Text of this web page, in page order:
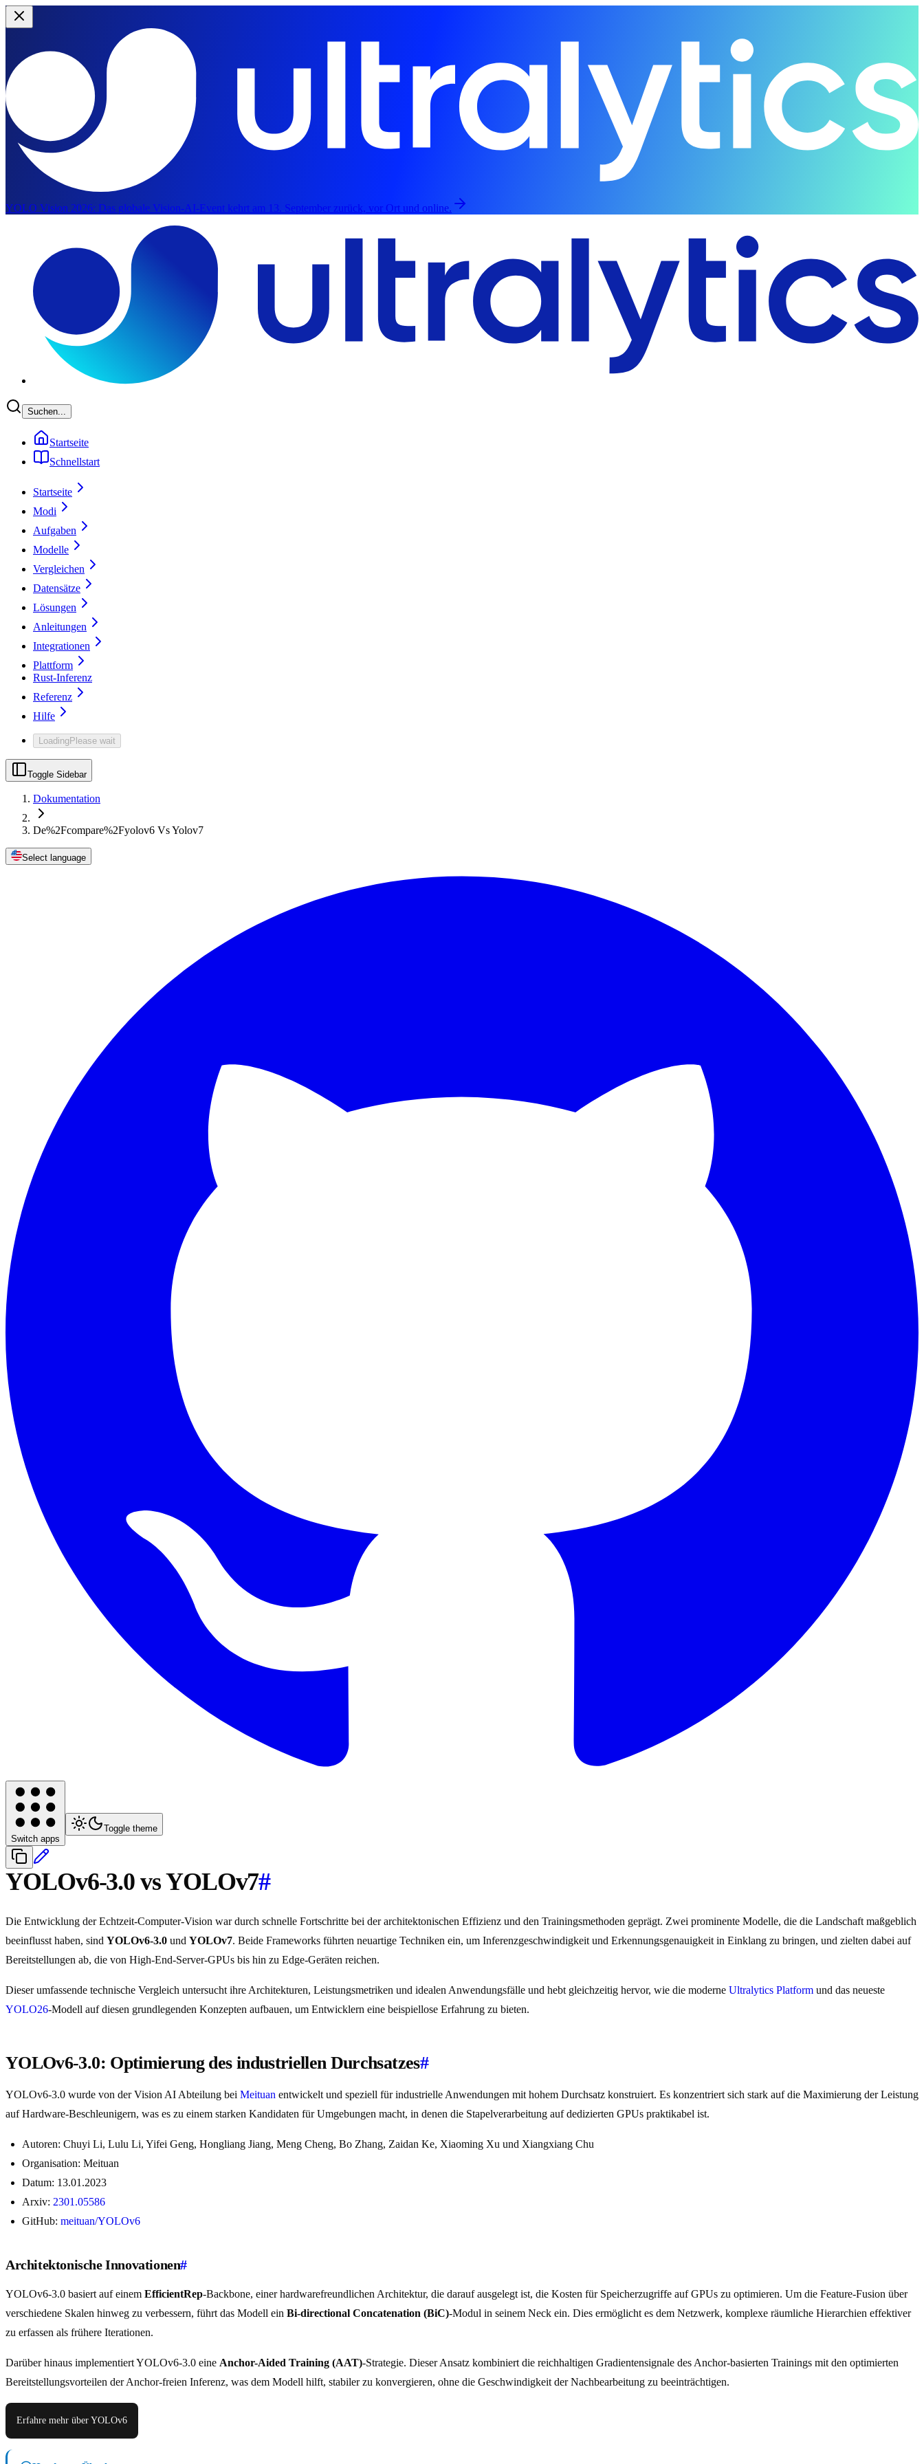
YOLO Vision 2026: Das globale Vision-AI-Event kehrt am 13. September zurück, vor Ort und online.
Suchen...
Startseite
Schnellstart
Startseite
Modi
Aufgaben
Modelle
Vergleichen
Datensätze
Lösungen
Anleitungen
Integrationen
Plattform
Rust-Inferenz
Referenz
Hilfe
LoadingPlease wait
Toggle Sidebar
Dokumentation
De%2Fcompare%2Fyolov6 Vs Yolov7
Select language
Switch apps
Toggle theme
YOLOv6-3.0 vs YOLOv7#
Die Entwicklung der Echtzeit-Computer-Vision war durch schnelle Fortschritte bei der architektonischen Effizienz und den Trainingsmethoden geprägt. Zwei prominente Modelle, die die Landschaft maßgeblich
beeinflusst haben, sind YOLOv6-3.0 und YOLOv7. Beide Frameworks führten neuartige Techniken ein, um Inferenzgeschwindigkeit und Erkennungsgenauigkeit in Einklang zu bringen, und zielten dabei auf
Bereitstellungen ab, die von High-End-Server-GPUs bis hin zu Edge-Geräten reichen.
Dieser umfassende technische Vergleich untersucht ihre Architekturen, Leistungsmetriken und idealen Anwendungsfälle und hebt gleichzeitig hervor, wie die moderne Ultralytics Platform und das neueste
YOLO26-Modell auf diesen grundlegenden Konzepten aufbauen, um Entwicklern eine beispiellose Erfahrung zu bieten.
YOLOv6-3.0: Optimierung des industriellen Durchsatzes#
YOLOv6-3.0 wurde von der Vision AI Abteilung bei Meituan entwickelt und speziell für industrielle Anwendungen mit hohem Durchsatz konstruiert. Es konzentriert sich stark auf die Maximierung der Leistung
auf Hardware-Beschleunigern, was es zu einem starken Kandidaten für Umgebungen macht, in denen die Stapelverarbeitung auf dedizierten GPUs praktikabel ist.
Autoren: Chuyi Li, Lulu Li, Yifei Geng, Hongliang Jiang, Meng Cheng, Bo Zhang, Zaidan Ke, Xiaoming Xu und Xiangxiang Chu
Organisation: Meituan
Datum: 13.01.2023
Arxiv: 2301.05586
GitHub: meituan/YOLOv6
Architektonische Innovationen#
YOLOv6-3.0 basiert auf einem EfficientRep-Backbone, einer hardwarefreundlichen Architektur, die darauf ausgelegt ist, die Kosten für Speicherzugriffe auf GPUs zu optimieren. Um die Feature-Fusion über
verschiedene Skalen hinweg zu verbessern, führt das Modell ein Bi-directional Concatenation (BiC)-Modul in seinem Neck ein. Dies ermöglicht es dem Netzwerk, komplexe räumliche Hierarchien effektiver
zu erfassen als frühere Iterationen.
Darüber hinaus implementiert YOLOv6-3.0 eine Anchor-Aided Training (AAT)-Strategie. Dieser Ansatz kombiniert die reichhaltigen Gradientensignale des Anchor-basierten Trainings mit den optimierten
Bereitstellungsvorteilen der Anchor-freien Inferenz, was dem Modell hilft, stabiler zu konvergieren, ohne die Geschwindigkeit der Nachbearbeitung zu beeinträchtigen.
Erfahre mehr über YOLOv6